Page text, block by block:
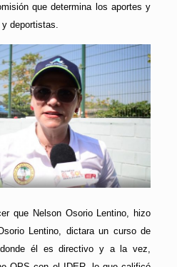
que determina los aportes y
deportistas.
que Nelson Osorio Lentino, hizo
Lentino, dictara un curso de
él es directivo y a la vez,